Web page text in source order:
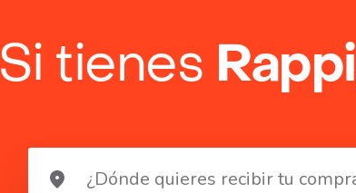
Si tienes